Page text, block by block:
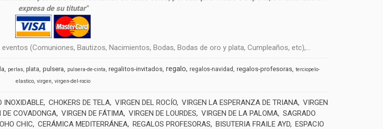
expresa de su titutar"
(Comuniones, Bautizos, Nacimientos, Bodas, Bodas de oro y plata, Cumpleaños, etc),...
perlas plata pulsera pulsera-de-cinta regalitos-invitados regalo regalos-navidad regalos-profesoras terciopelo-
elastico virgen virgen-del-rocio
INOXIDABLE CHOKERS DE TELA VIRGEN DEL ROCÍO VIRGEN LA ESPERANZA DE TRIANA VIRGEN
DE COVADONGA VIRGEN DE FÁTIMA VIRGEN DE LOURDES VIRGEN DE LA PALOMA SAGRADO
CHIC CERÁMICA MEDITERRÁNEA REGALOS PROFESORAS BISUTERIA FRAILE AYD ESPACIO